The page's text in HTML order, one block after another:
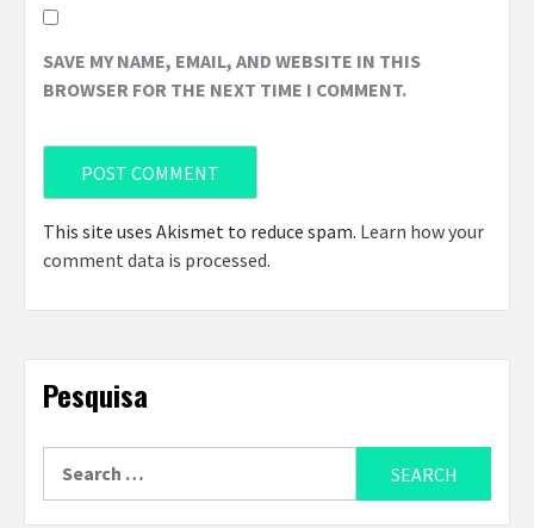
SAVE MY NAME, EMAIL, AND WEBSITE IN THIS
BROWSER FOR THE NEXT TIME I COMMENT.
This site uses Akismet to reduce spam. Learn how your
comment data is processed.
Pesquisa